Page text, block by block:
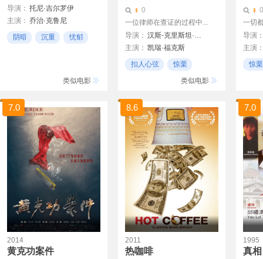
导演： 托尼·吉尔罗伊
Tony Gilroy
主演： 乔治·克鲁尼
汤姆·威尔金森
阴暗 沉重 忧郁
类似电影
0
一位律师在查证的过程中...
导演：
汉斯-克里斯坦·施密特
主演： 凯瑞·福克斯
安娜玛丽亚·玛琳卡
Alexander Fehling
扣人心弦
惊栗
类似电影
0
一切
导演
主演
威尔·
惊栗
7.0
2014
黄克功案件
8.6
2011
热咖啡
7.0
1995
真相